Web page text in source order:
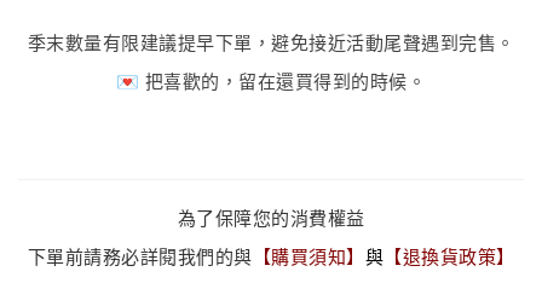
季末數量有限建議提早下單，避免接近活動尾聲遇到完售。
💌 把喜歡的，留在還買得到的時候。
為了保障您的消費權益
下單前請務必詳閱我們的與 【購買須知】 與 【退換貨政策】